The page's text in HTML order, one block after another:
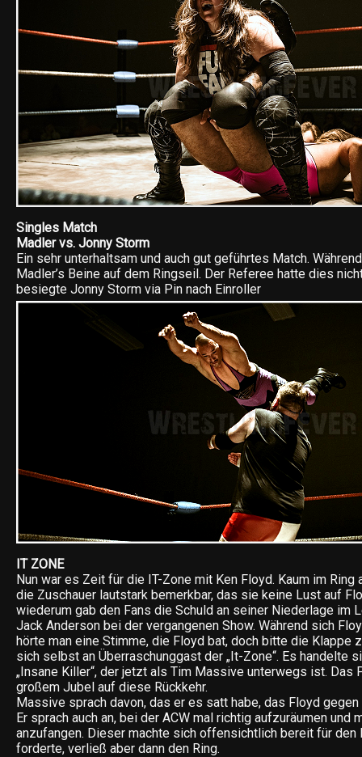
Singles Match
Madler vs. Jonny Storm
Ein sehr unterhaltsam und auch gut geführtes Match.
Madler’s Beine auf dem Ringseil. Der Referee hatte dies
besiegte Jonny Storm via Pin nach Einroller
IT ZONE
Nun war es Zeit für die IT-Zone mit Ken Floyd. Kaum im Ring
die Zuschauer lautstark bemerkbar, das sie keine Lust auf
wiederum gab den Fans die Schuld an seiner Niederlage im
Jack Anderson bei der vergangenen Show. Während sich
hörte man eine Stimme, die Floyd bat, doch bitte die Klappe
sich selbst an Überraschunggast der „It-Zone“. Es handelte
„Insane Killer“, der jetzt als Tim Massive unterwegs ist. Das
großem Jubel auf diese Rückkehr.
Massive sprach davon, das er es satt habe, das Floyd
Er sprach auch an, bei der ACW mal richtig aufzuräumen und
anzufangen. Dieser machte sich offensichtlich bereit für den
forderte, verließ aber dann den Ring.